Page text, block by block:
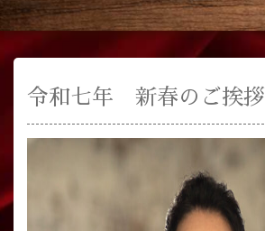
令和七年 新春のご挨拶